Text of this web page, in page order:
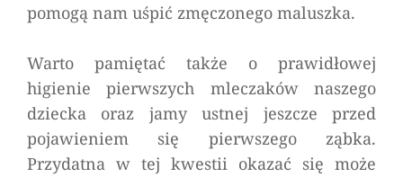
pomogą nam uśpić zmęczonego maluszka.
Warto pamiętać także o prawidłowej
higienie pierwszych mleczaków naszego
dziecka oraz jamy ustnej jeszcze przed
pojawieniem się pierwszego ząbka.
Przydatna w tej kwestii okazać się może